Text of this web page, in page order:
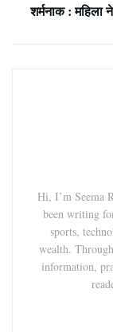
शर्मनाक : महिला
Hi, I’m Seema
been writing
sports,
wealth.
information,